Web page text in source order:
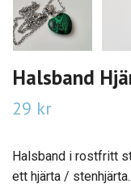
Halsband
29 kr
Halsband i rostfritt
ett hjärta /